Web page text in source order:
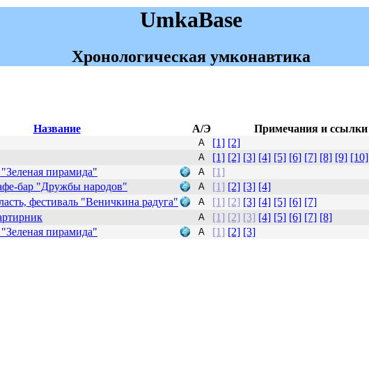
UmkaBase
Хронологическая умконавтика
Название А/Э Примечания и ссылки
А [1] [2]
А [1] [2] [3] [4] [5] [6] [7] [8] [9] [10]
пирамида" А
[1]
бар "Дружбы народов" А [1] [2] [3] [4]
фестиваль "Веничкина радуга" А [1] [2] [3] [4] [5] [6] [7]
А [1] [2] [3] [4] [5] [6] [7] [8]
пирамида" А [1] [2] [3]